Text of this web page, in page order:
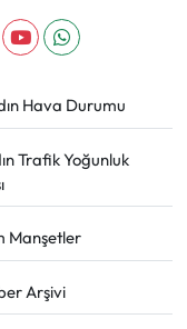
Hava Durumu
Trafik Yoğunluk
Manşetler
Arşivi